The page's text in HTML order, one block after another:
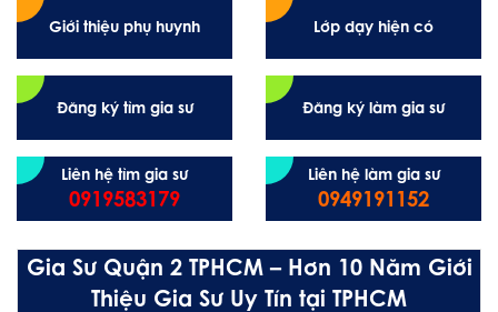
Giới thiệu phụ huynh
Đăng ký tìm gia sư
Liên hệ tìm gia sư
0919583179
Lớp dạy hiện có
Đăng ký làm gia sư
Liên hệ làm gia sư
0949191152
Gia Sư Quận 2 TPHCM – Hơn 10 Năm Giới
Thiệu Gia Sư Uy Tín tại TPHCM